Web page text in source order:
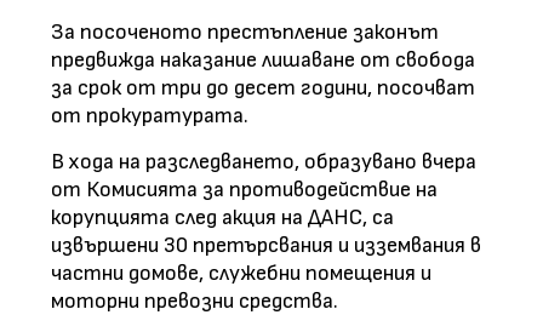
За посоченото престъпление законът
предвижда наказание лишаване от свобода
за срок от три до десет години, посочват
от прокуратурата.
В хода на разследването, образувано вчера
от Комисията за противодействие на
корупцията след акция на ДАНС, са
извършени 30 претърсвания и изземвания в
частни домове, служебни помещения и
моторни превозни средства.